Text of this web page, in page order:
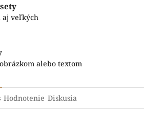
aj veľkých
alebo textom
Hodnotenie Diskusia